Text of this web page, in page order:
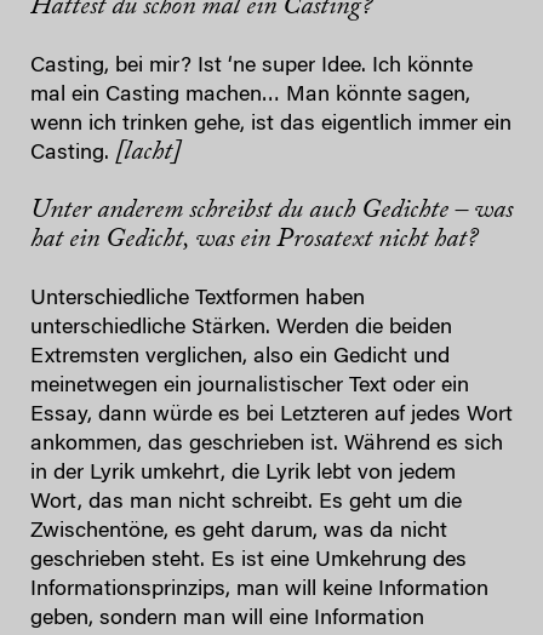
Hattest du schon mal ein Casting?
Casting, bei mir? Ist ‘ne super Idee. Ich könnte
mal ein Casting machen… Man könnte sagen,
wenn ich trinken gehe, ist das eigentlich immer ein
Casting. [lacht]
Unter anderem schreibst du auch Gedichte – was
hat ein Gedicht, was ein Prosatext nicht hat?
Unterschiedliche Textformen haben
unterschiedliche Stärken. Werden die beiden
Extremsten verglichen, also ein Gedicht und
meinetwegen ein journalistischer Text oder ein
Essay, dann würde es bei Letzteren auf jedes Wort
ankommen, das geschrieben ist. Während es sich
in der Lyrik umkehrt, die Lyrik lebt von jedem
Wort, das man nicht schreibt. Es geht um die
Zwischentöne, es geht darum, was da nicht
geschrieben steht. Es ist eine Umkehrung des
Informationsprinzips, man will keine Information
geben, sondern man will eine Information